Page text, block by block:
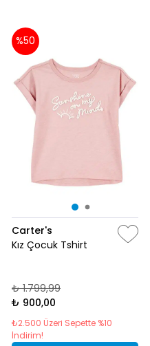
%50
Carter's
Kız Çocuk Tshirt
₺ 1.799,99
₺ 900,00
₺2.500 Üzeri Sepette %10
İndirim!